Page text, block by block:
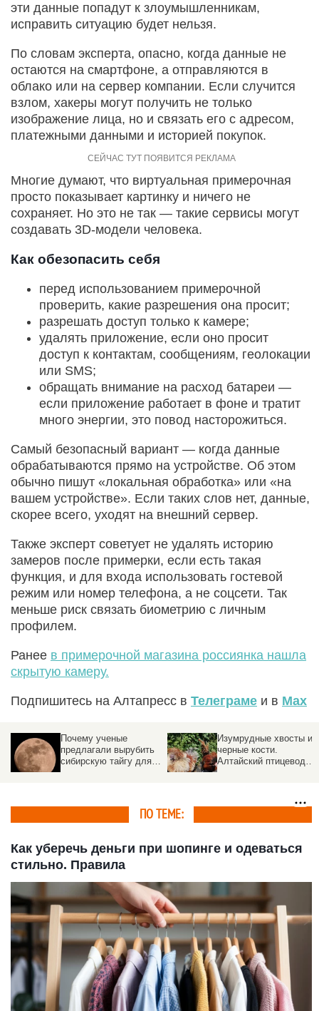
эти данные попадут к злоумышленникам,
исправить ситуацию будет нельзя.
По словам эксперта, опасно, когда данные не
остаются на смартфоне, а отправляются в
облако или на сервер компании. Если случится
взлом, хакеры могут получить не только
изображение лица, но и связать его с адресом,
платежными данными и историей покупок.
Многие думают, что виртуальная примерочная
просто показывает картинку и ничего не
сохраняет. Но это не так — такие сервисы могут
создавать 3D-модели человека.
Как обезопасить себя
перед использованием примерочной
проверить, какие разрешения она просит;
разрешать доступ только к камере;
удалять приложение, если оно просит
доступ к контактам, сообщениям, геолокации
или SMS;
обращать внимание на расход батареи —
если приложение работает в фоне и тратит
много энергии, это повод насторожиться.
Самый безопасный вариант — когда данные
обрабатываются прямо на устройстве. Об этом
обычно пишут «локальная обработка» или «на
вашем устройстве». Если таких слов нет, данные,
скорее всего, уходят на внешний сервер.
Также эксперт советует не удалять историю
замеров после примерки, если есть такая
функция, и для входа использовать гостевой
режим или номер телефона, а не соцсети. Так
меньше риск связать биометрию с личным
профилем.
Ранее в примерочной магазина россиянка нашла
скрытую камеру.
Подпишитесь на Алтапресс в Телеграме и в Max
Почему ученые
предлагали вырубить
сибирскую тайгу для
Изумрудные хвосты и
черные кости.
Алтайский птицевод
ПО ТЕМЕ:
Как уберечь деньги при шопинге и одеваться
стильно. Правила